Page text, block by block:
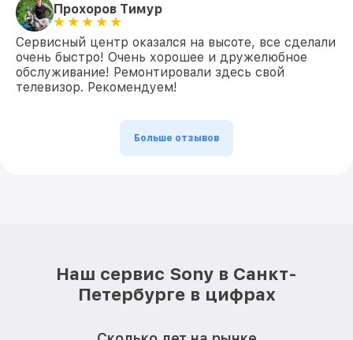
Прохоров Тимур
Сервисный центр оказался на высоте, все сделали
очень быстро! Очень хорошее и дружелюбное
обслуживание! Ремонтировали здесь свой
телевизор. Рекомендуем!
Больше отзывов
Наш сервис Sony в Санкт-
Петербурге в цифрах